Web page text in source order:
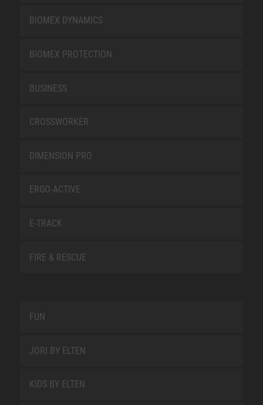
BIOMEX DYNAMICS
BIOMEX PROTECTION
BUSINESS
CROSSWORKER
DIMENSION PRO
ERGO-ACTIVE
E-TRACK
FIRE & RESCUE
FUN
JORI BY ELTEN
KIDS BY ELTEN